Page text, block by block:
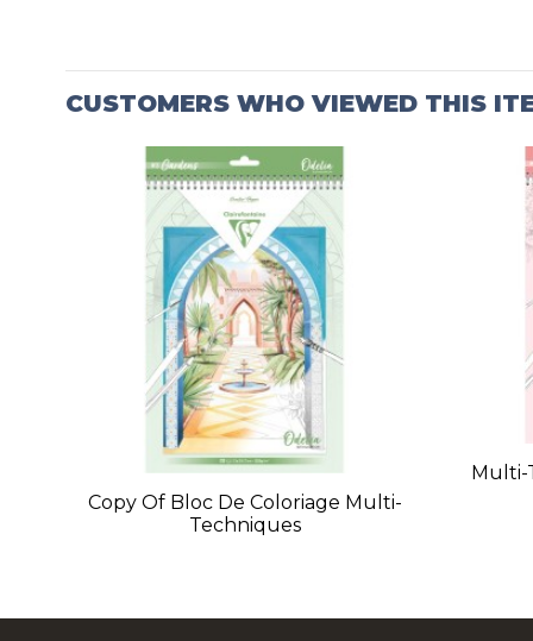
CUSTOMERS WHO VIEWED THIS
Copy Of Bloc De Coloriage Multi-
Techniques
Multi-